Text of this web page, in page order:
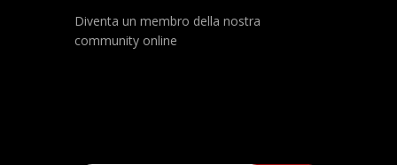
Diventa un membro della nostra
community online